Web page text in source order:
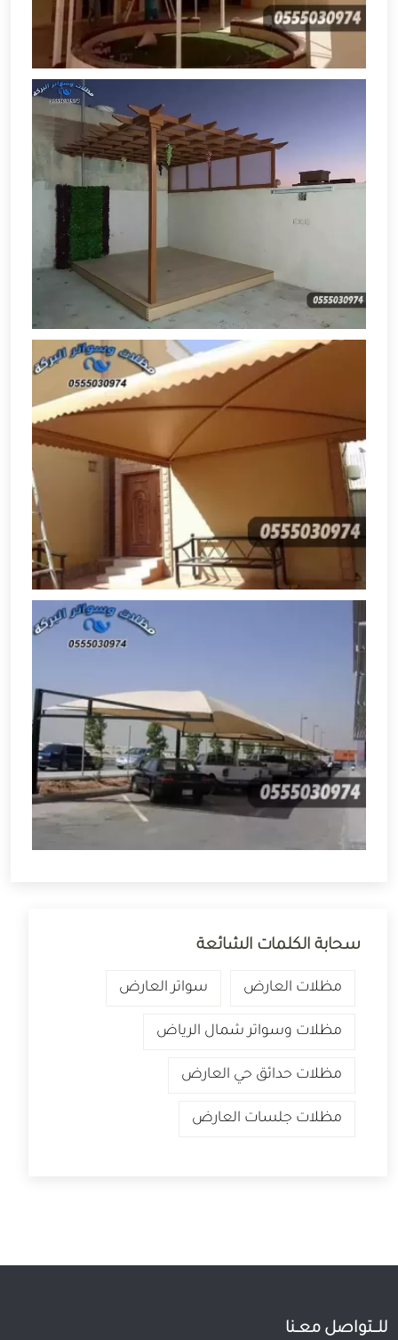
سحابة الكلمات الشائعة
مظلات العارض سواتر العارض
مظلات وسواتر شمال الرياض
مظلات حدائق حي العارض
مظلات جلسات العارض
للـــتواصل معــنا